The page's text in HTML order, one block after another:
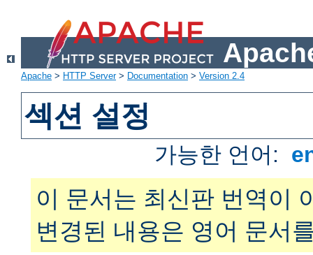
Apache > HTTP Server> Documentation > Version 2.4
섹션 설정
가능한 언어:
이 문서는 최신판 번역이
변경된 내용은 영어 문서